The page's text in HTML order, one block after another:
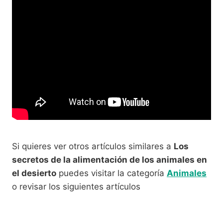
Si quieres ver otros artículos similares a Los
secretos de la alimentación de los animales en
el desierto puedes visitar la categoría Animales
o revisar los siguientes artículos